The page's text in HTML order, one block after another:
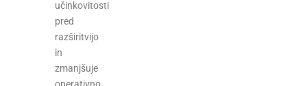
učinkovitosti
pred
razširitvijo
in
zmanjšuje
operativno